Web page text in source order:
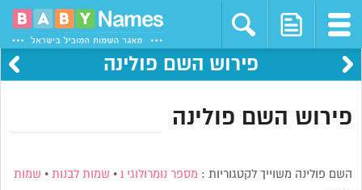
פירוש השם פולינה
פירוש השם פולינה
השם פולינה משוייך לקטגוריות : מספר נומרולוגי 1 • שמות לבנות • שמות